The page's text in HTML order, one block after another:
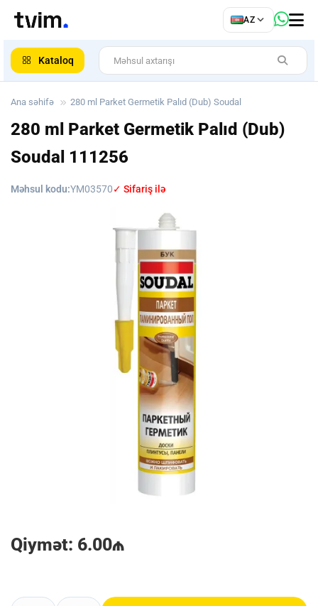
AZ
Kataloq
Ana səhifə 280 ml Parket Germetik Palıd (Dub) Soudal
280 ml Parket Germetik Palıd (Dub)
Soudal 111256
Məhsul kodu:YM03570✓ Sifariş ilə
Qiymət: 6.00₼